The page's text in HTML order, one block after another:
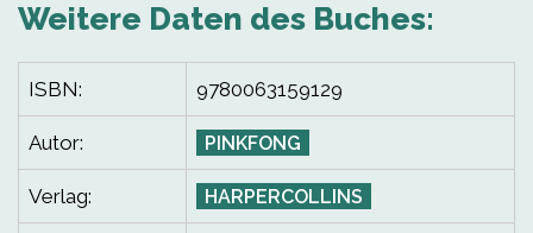
Weitere Daten des Buches:
ISBN: 9780063159129
Autor: PINKFONG
Verlag: HARPERCOLLINS